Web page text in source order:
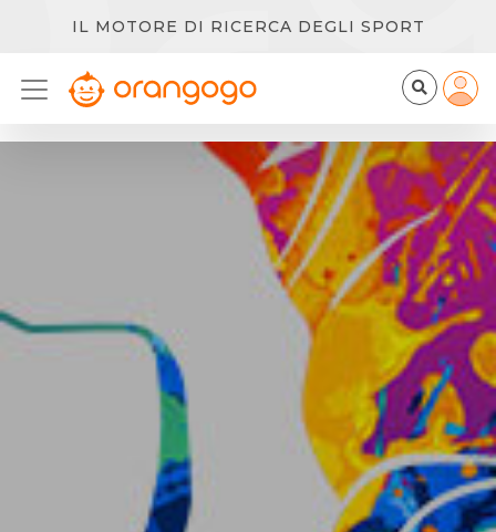
IL MOTORE DI RICERCA DEGLI SPORT